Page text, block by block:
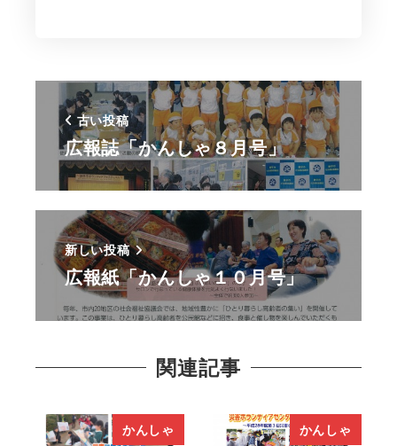
古い投稿
広報誌「かんしゃ８月号」
新しい投稿
広報紙「かんしゃ１０月号」
関連記事
かんしゃ かんしゃ